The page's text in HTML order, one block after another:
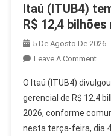
Itaú (ITUB4)
R$ 12,4 bilhões
5 De Agosto De 2026
Leave A CommentOn
O Itaú (ITUB4)
gerencial de R$ 12,4
2026, conforme
nesta terça-feira, dia